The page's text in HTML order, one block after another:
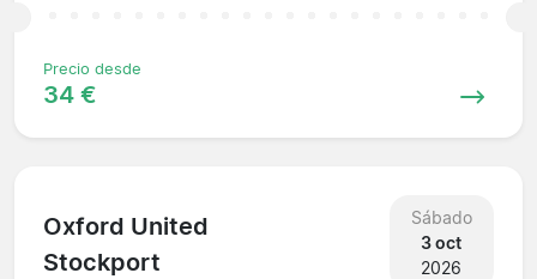
Precio desde
34 €
Oxford United
Stockport
Sábado
3 oct
2026